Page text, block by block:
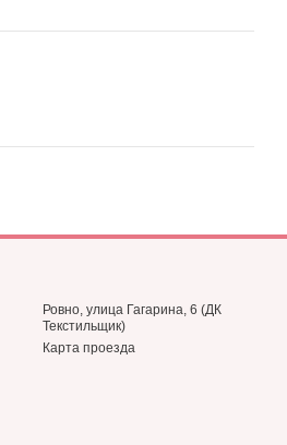
Ровно, улица Гагарина, 6 (ДК
Текстильщик)
Карта проезда